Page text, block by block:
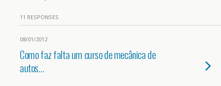
11 RESPONSES
08/01/2012
Como faz falta um curso de mecânica de
autos…